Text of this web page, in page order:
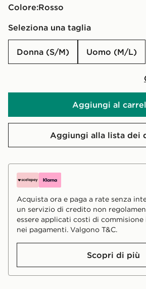
Colore: Rosso
Seleziona una taglia
Donna (S/M) Uomo (M/L)
Aggiungi al
Aggiungi alla lista dei
Acquista ora e paga a rate senza
un servizio di credito non
essere applicati costi di
nei pagamenti. Valgono T&C.
Scopri di più